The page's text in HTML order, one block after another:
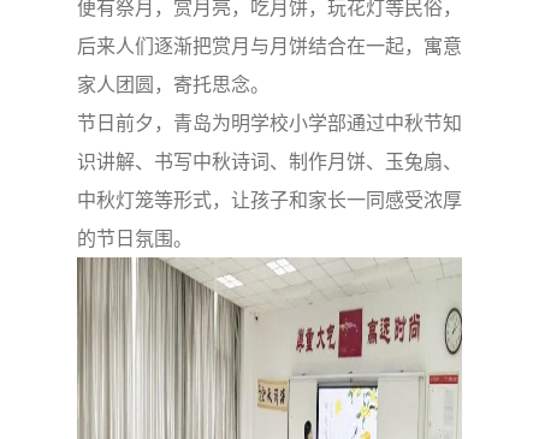
便有祭月，赏月亮，吃月饼，玩花灯等民俗，
后来人们逐渐把赏月与月饼结合在一起，寓意
家人团圆，寄托思念。
节日前夕，青岛为明学校小学部通过中秋节知
识讲解、书写中秋诗词、制作月饼、玉兔扇、
中秋灯笼等形式，让孩子和家长一同感受浓厚
的节日氛围。